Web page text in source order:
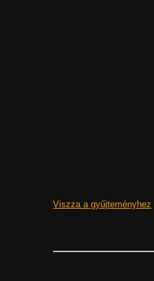
Viszza a gyűjteményhez